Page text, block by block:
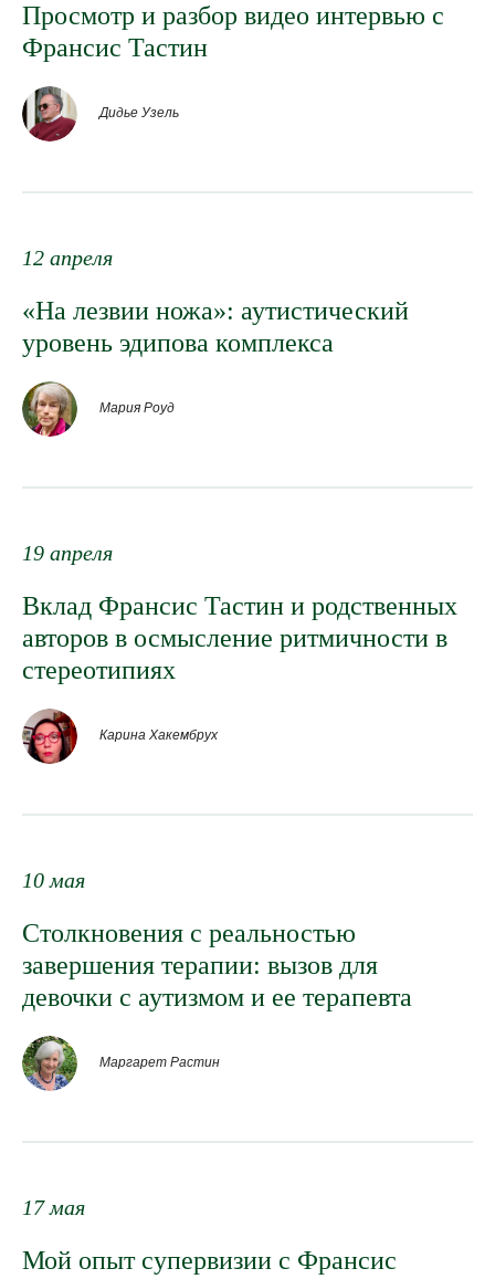
Просмотр и разбор видео интервью с
Франсис Тастин
Дидье Узель
12 апреля
«На лезвии ножа»: аутистический
уровень эдипова комплекса
Мария Роуд
19 апреля
Вклад Франсис Тастин и родственных
авторов в осмысление ритмичности в
стереотипиях
Карина Хакембрух
10 мая
Столкновения с реальностью
завершения терапии: вызов для
девочки с аутизмом и ее терапевта
Маргарет Растин
17 мая
Мой опыт супервизии с Франсис
ПРЕПОДАВАТЕЛИ